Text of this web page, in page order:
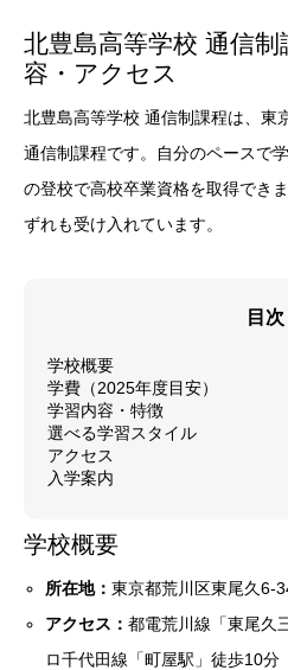
北豊島高等学校 通信
容・アクセス
北豊島高等学校 通信制課程は、東
通信制課程です。自分のペースで
の登校で高校卒業資格を取得でき
ずれも受け入れています。
目次
学校概要
学費（2025年度目安）
学習内容・特徴
選べる学習スタイル
アクセス
入学案内
学校概要
所在地：東京都荒川区東尾久6-
アクセス：都電荒川線「東尾久
ロ千代田線「町屋駅」徒歩10分